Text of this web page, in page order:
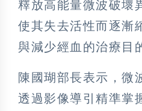
釋放高能量微波破壞
使其失去活性而逐漸
與減少經血的治療目
陳國瑚部長表示，微
透過影像導引精準掌